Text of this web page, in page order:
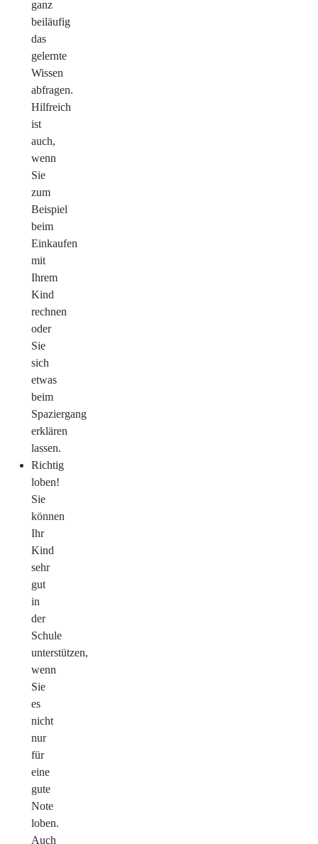
ganz
beiläufig
das
gelernte
Wissen
abfragen.
Hilfreich
ist
auch,
wenn
Sie
zum
Beispiel
beim
Einkaufen
mit
Ihrem
Kind
rechnen
oder
Sie
sich
etwas
beim
Spaziergang
erklären
lassen.
Richtig
loben!
Sie
können
Ihr
Kind
sehr
gut
in
der
Schule
unterstützen,
wenn
Sie
es
nicht
nur
für
eine
gute
Note
loben.
Auch